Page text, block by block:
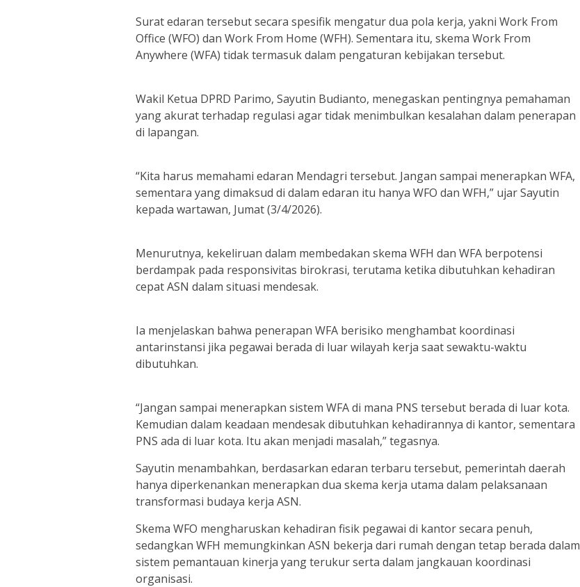
Surat edaran tersebut secara spesifik mengatur dua pola kerja, yakni Work From
Office (WFO) dan Work From Home (WFH). Sementara itu, skema Work From
Anywhere (WFA) tidak termasuk dalam pengaturan kebijakan tersebut.
Wakil Ketua DPRD Parimo, Sayutin Budianto, menegaskan pentingnya pemahaman
yang akurat terhadap regulasi agar tidak menimbulkan kesalahan dalam penerapan
di lapangan.
“Kita harus memahami edaran Mendagri tersebut. Jangan sampai menerapkan WFA,
sementara yang dimaksud di dalam edaran itu hanya WFO dan WFH,” ujar Sayutin
kepada wartawan, Jumat (3/4/2026).
Menurutnya, kekeliruan dalam membedakan skema WFH dan WFA berpotensi
berdampak pada responsivitas birokrasi, terutama ketika dibutuhkan kehadiran
cepat ASN dalam situasi mendesak.
Ia menjelaskan bahwa penerapan WFA berisiko menghambat koordinasi
antarinstansi jika pegawai berada di luar wilayah kerja saat sewaktu-waktu
dibutuhkan.
“Jangan sampai menerapkan sistem WFA di mana PNS tersebut berada di luar kota.
Kemudian dalam keadaan mendesak dibutuhkan kehadirannya di kantor, sementara
PNS ada di luar kota. Itu akan menjadi masalah,” tegasnya.
Sayutin menambahkan, berdasarkan edaran terbaru tersebut, pemerintah daerah
hanya diperkenankan menerapkan dua skema kerja utama dalam pelaksanaan
transformasi budaya kerja ASN.
Skema WFO mengharuskan kehadiran fisik pegawai di kantor secara penuh,
sedangkan WFH memungkinkan ASN bekerja dari rumah dengan tetap berada dalam
sistem pemantauan kinerja yang terukur serta dalam jangkauan koordinasi
organisasi.